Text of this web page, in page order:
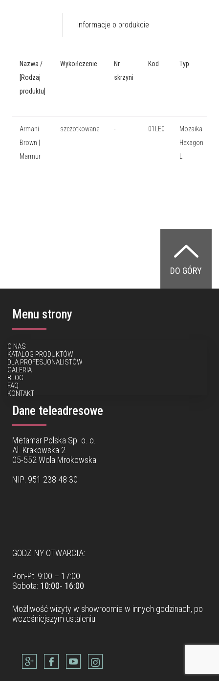
Informacje o produkcie
Nazwa /
[Rodzaj
produktu]
Wykończenie
Nr
skrzyni
Kod Typ
Armani
Brown |
Marmur
szczotkowane - 01LE0
Mozaika
Hexagon
DO GÓRY
Menu strony
O NAS
KATALOG PRODUKTÓW
DLA PROFESJONALISTÓW
GALERIA
BLOG
FAQ
KONTAKT
Dane teleadresowe
Metamar Polska Sp. o. o.
Al. Krakowska 2
05-552 Wola Mrokowska
NIP: 951 238 48 30
GODZINY OTWARCIA:
Pon-Pt: 9:00 – 17:00
Sobota: 10:00- 16:00
Możliwość wizyty w showroomie w innych godzinach, po
wcześniejszym ustaleniu